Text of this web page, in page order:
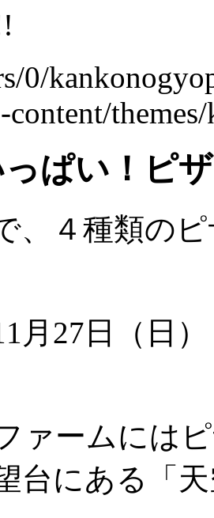
0/
っぱい！ピ
、４種類の
年11
ァームには
台にある「